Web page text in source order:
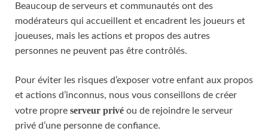
Beaucoup de serveurs et communautés ont des
modérateurs qui accueillent et encadrent les joueurs et
joueuses, mais les actions et propos des autres
personnes ne peuvent pas être contrôlés.
Pour éviter les risques d’exposer votre enfant aux propos
et actions d’inconnus, nous vous conseillons de créer
votre propre serveur privé ou de rejoindre le serveur
privé d’une personne de confiance.